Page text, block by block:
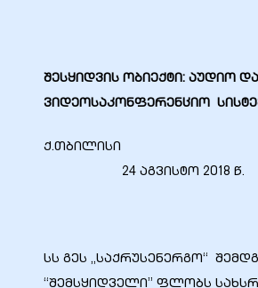
შესყიდვის ობიექტი: აუდიო და
ვიდეოსაკონფერენციო
24 აგვისტო 2018 წ.
სს გეს „საქრუსენერგო“
“შემსყიდველი” ფლობს